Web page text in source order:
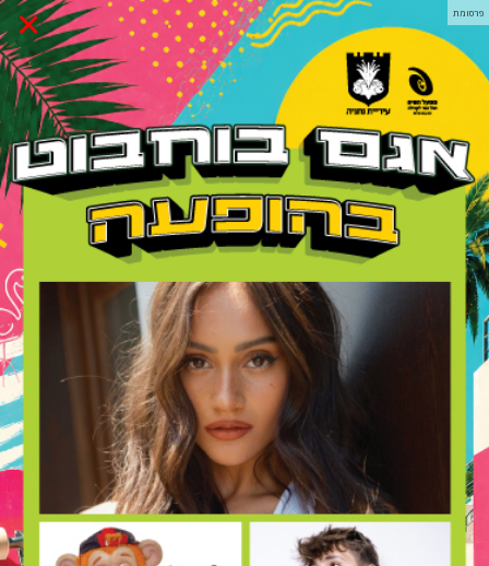
× פרסומת